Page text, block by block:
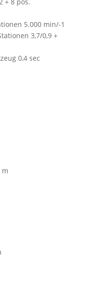
5.000 min/-1
3,7/0,9 +
0,4 sec
m